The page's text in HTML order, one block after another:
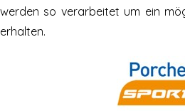
werden so verarbeitet um ein
erhalten.